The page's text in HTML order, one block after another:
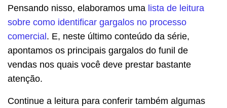
Pensando nisso, elaboramos uma lista de leitura
sobre como identificar gargalos no processo
comercial . E, neste último conteúdo da série,
apontamos os principais gargalos do funil de
vendas nos quais você deve prestar bastante
atenção.
Continue a leitura para conferir também algumas